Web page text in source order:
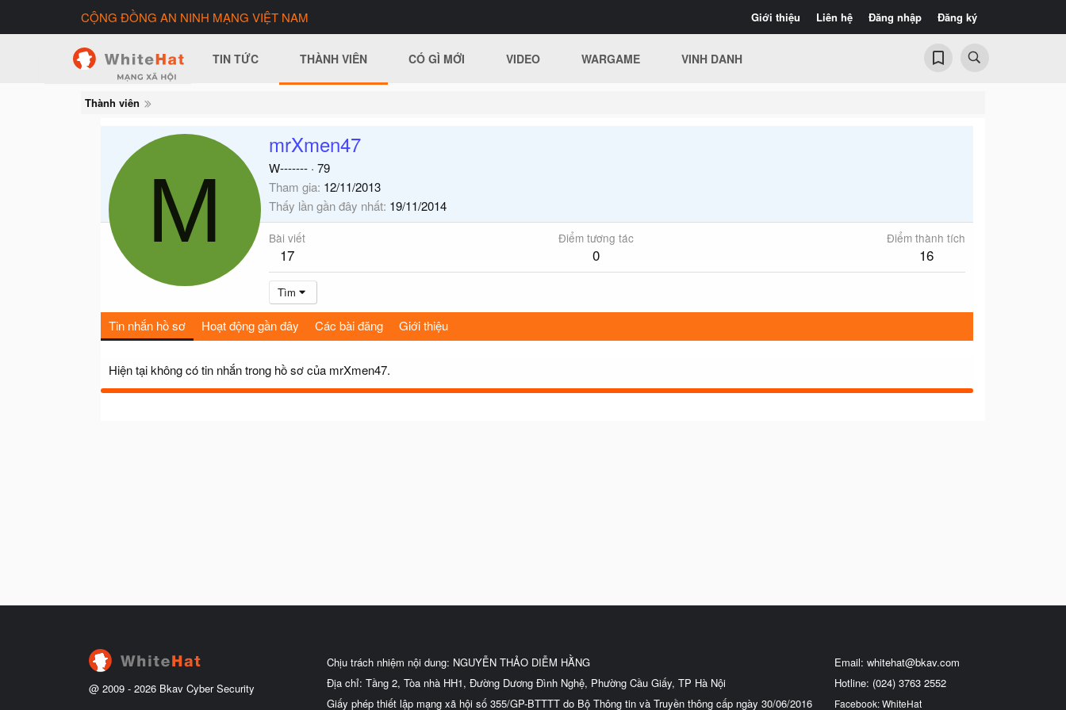
Giới thiệu Liên hệ Đăng nhập Đăng ký
CỘNG ĐỒNG AN NINH MẠNG VIỆT NAM
TIN TỨC THÀNH VIÊN CÓ GÌ MỚI VIDEO WARGAME VINH DANH
Thành viên
M
mrXmen47
W------- · 79
Tham gia 12/11/2013
Thấy lần gần đây nhất 19/11/2014
Bài viết
17
Điểm tương tác
0
Điểm thành tích
16
Tìm
Tin nhắn hồ sơ Hoạt động gần đây Các bài đăng Giới thiệu
Hiện tại không có tin nhắn trong hồ sơ của mrXmen47.
@ 2009 - 2026 Bkav Cyber Security
Chịu trách nhiệm nội dung: NGUYỄN THẢO DIỄM HẰNG
Địa chỉ: Tầng 2, Tòa nhà HH1, Đường Dương Đình Nghệ, Phường Cầu Giấy, TP Hà Nội
Giấy phép thiết lập mạng xã hội số 355/GP-BTTTT do Bộ Thông tin và Truyền thông cấp ngày 30/06/2016
Email: whitehat@bkav.com
Hotline: (024) 3763 2552
Facebook: WhiteHat